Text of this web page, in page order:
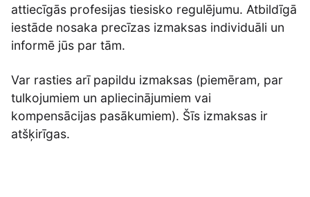
attiecīgās profesijas tiesisko regulējumu. Atbildīgā
iestāde nosaka precīzas izmaksas individuāli un
informē jūs par tām.
Var rasties arī papildu izmaksas (piemēram, par
tulkojumiem un apliecinājumiem vai
kompensācijas pasākumiem). Šīs izmaksas ir
atšķirīgas.